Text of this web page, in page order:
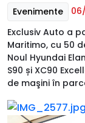
Evenimente
Exclusiv Auto a
Maritimo, cu 50
Noul Hyundai
S90 și XC90
de maşini în